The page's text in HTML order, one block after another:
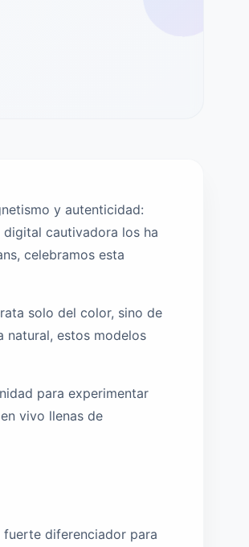
y autenticidad:
cautivadora los ha
celebramos esta
solo del color, sino de
natural, estos modelos
para experimentar
vivo llenas de
diferenciador para